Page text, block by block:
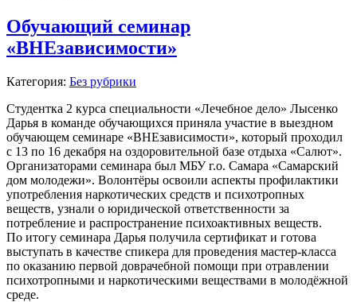
Обучающий семинар
«ВНЕзависимости»
Категория: Без рубрики
Студентка 2 курса специальности «Лечебное дело» Лысенко
Дарья в команде обучающихся приняла участие в выездном
обучающем семинаре «ВНЕзависимости», который проходил
с 13 по 16 декабря на оздоровительной базе отдыха «Салют».
Организаторами семинара был МБУ г.о. Самара «Самарский
дом молодежи». Волонтёры освоили аспекты профилактики
употребления наркотических средств и психотропных
веществ, узнали о юридической ответственности за
потребление и распространение психоактивных веществ.
По итогу семинара Дарья получила сертификат и готова
выступать в качестве спикера для проведения мастер-класса
по оказанию первой доврачебной помощи при отравлении
психотропными и наркотическими веществами в молодёжной
среде.